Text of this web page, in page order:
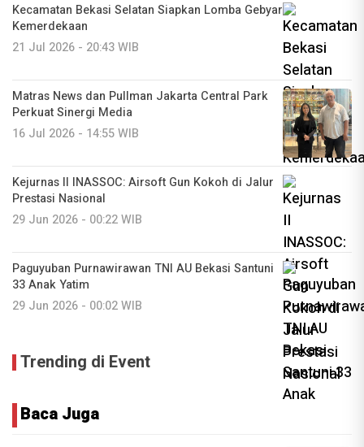
Kecamatan Bekasi Selatan Siapkan Lomba Gebyar
Kemerdekaan
21 Jul 2026 - 20:43 WIB
Matras News dan Pullman Jakarta Central Park
Perkuat Sinergi Media
16 Jul 2026 - 14:55 WIB
Kejurnas II INASSOC: Airsoft Gun Kokoh di Jalur
Prestasi Nasional
29 Jun 2026 - 00:22 WIB
Paguyuban Purnawirawan TNI AU Bekasi Santuni
33 Anak Yatim
29 Jun 2026 - 00:02 WIB
Trending di Event
Baca Juga